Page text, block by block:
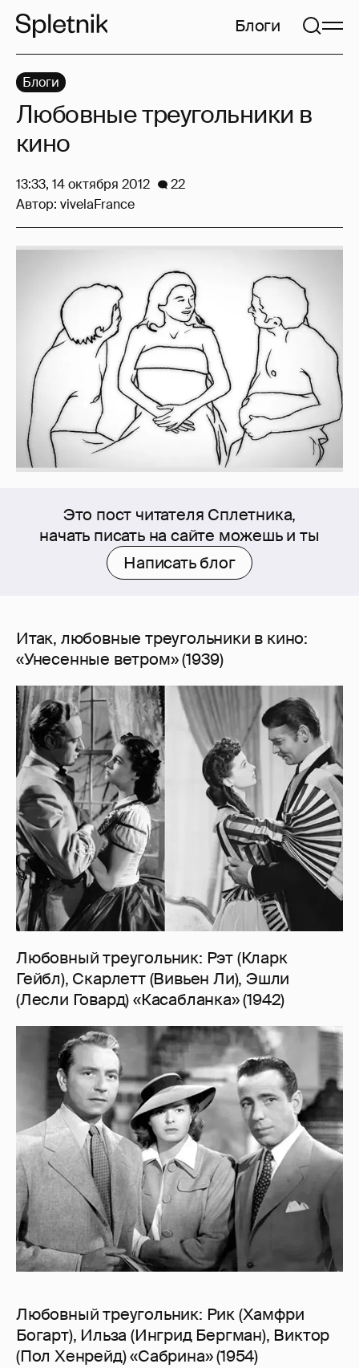
Блоги
Это пост читателя Сплетника,
начать писать на сайте можешь и ты
Написать блог
Итак, любовные треугольники в кино:
«Унесенные ветром» (1939)
Любовный треугольник: Рэт (Кларк
Гейбл), Скарлетт (Вивьен Ли), Эшли
(Лесли Говард) «Касабланка» (1942)
Любовный треугольник: Рик (Хамфри
Богарт), Ильза (Ингрид Бергман), Виктор
(Пол Хенрейд) «Сабрина» (1954)
Блоги
Любовные треугольники в
кино
13:33, 14 октября 2012
22
Автор: vivelaFrance